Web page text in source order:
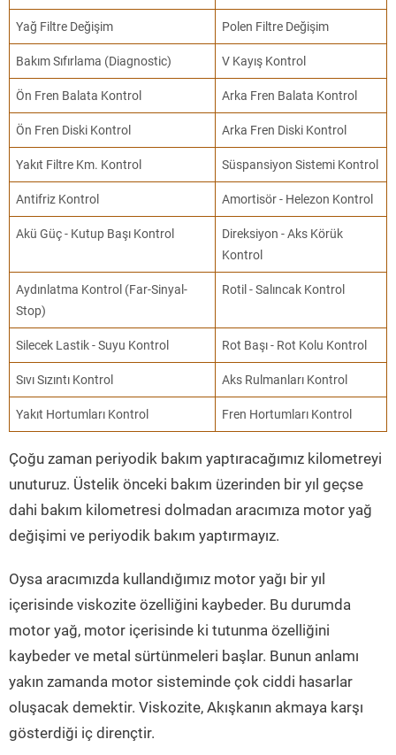
Yağ Filtre Değişim Polen Filtre Değişim
Bakım Sıfırlama (Diagnostic) V Kayış Kontrol
Ön Fren Balata Kontrol Arka Fren Balata Kontrol
Ön Fren Diski Kontrol Arka Fren Diski Kontrol
Yakıt Filtre Km. Kontrol Süspansiyon Sistemi Kontrol
Antifriz Kontrol Amortisör - Helezon Kontrol
Akü Güç - Kutup Başı Kontrol
Direksiyon - Aks Körük
Kontrol
Aydınlatma Kontrol (Far-Sinyal-
Stop)
Rotil - Salıncak Kontrol
Silecek Lastik - Suyu Kontrol Rot Başı - Rot Kolu Kontrol
Sıvı Sızıntı Kontrol Aks Rulmanları Kontrol
Yakıt Hortumları Kontrol Fren Hortumları Kontrol
Çoğu zaman periyodik bakım yaptıracağımız kilometreyi
unuturuz. Üstelik önceki bakım üzerinden bir yıl geçse
dahi bakım kilometresi dolmadan aracımıza motor yağ
değişimi ve periyodik bakım yaptırmayız.
Oysa aracımızda kullandığımız motor yağı bir yıl
içerisinde viskozite özelliğini kaybeder. Bu durumda
motor yağ, motor içerisinde ki tutunma özelliğini
kaybeder ve metal sürtünmeleri başlar. Bunun anlamı
yakın zamanda motor sisteminde çok ciddi hasarlar
oluşacak demektir. Viskozite, Akışkanın akmaya karşı
gösterdiği iç dirençtir.